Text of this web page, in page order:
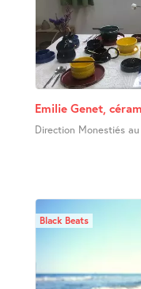
Emilie Genet,
Direction Monestiés au
Black Beats